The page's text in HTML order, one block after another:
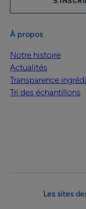
À propos
Notre histoire
Actualités
Transparence
Tri des échantillons
Les sites